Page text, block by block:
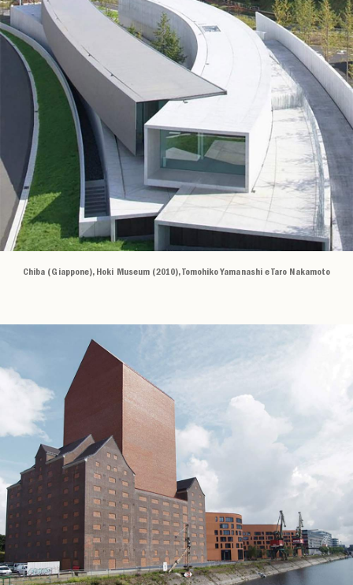
Chiba (Giappone), Hoki Museum (2010), Tomohiko Yamanashi e Taro Nakamoto